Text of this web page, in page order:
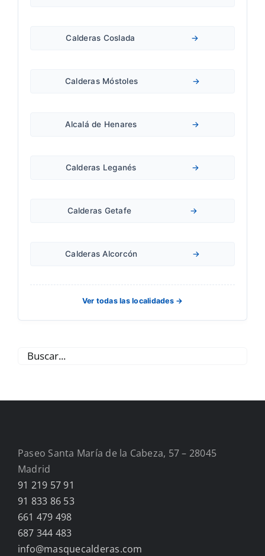
Calderas Coslada →
Calderas Móstoles →
Alcalá de Henares →
Calderas Leganés →
Calderas Getafe →
Calderas Alcorcón →
Ver todas las localidades →
Paseo Santa María de la Cabeza, 57 – 28045
Madrid
91 219 57 91
91 833 86 53
661 479 498
687 344 483
info@masquecalderas.com